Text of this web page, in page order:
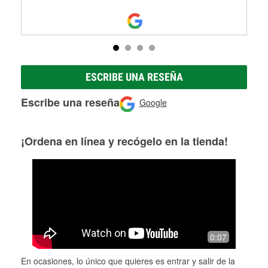
ESCRIBE UNA RESEÑA
Escribe una reseña Google
¡Ordena en línea y recógelo en la tienda!
0:07
En ocasiones, lo único que quieres es entrar y salir de la